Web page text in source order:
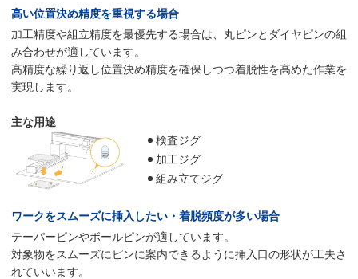
高い位置決め精度を重視する場合
加工精度や組立精度を最優先する場合は、丸ピンとダイヤピンの組
み合わせが適しています。
高精度な繰り返し位置決め精度を確保しつつ着脱性を高めた作業を
実現します。
主な用途
検査ジグ
加工ジグ
組み立てジグ
ワークをスムーズに挿入したい・着脱頻度が多い場合
テーパーピンやボールピンが適しています。
対象物をスムーズにピンに案内できるように挿入口の形状が工夫さ
れていいます。